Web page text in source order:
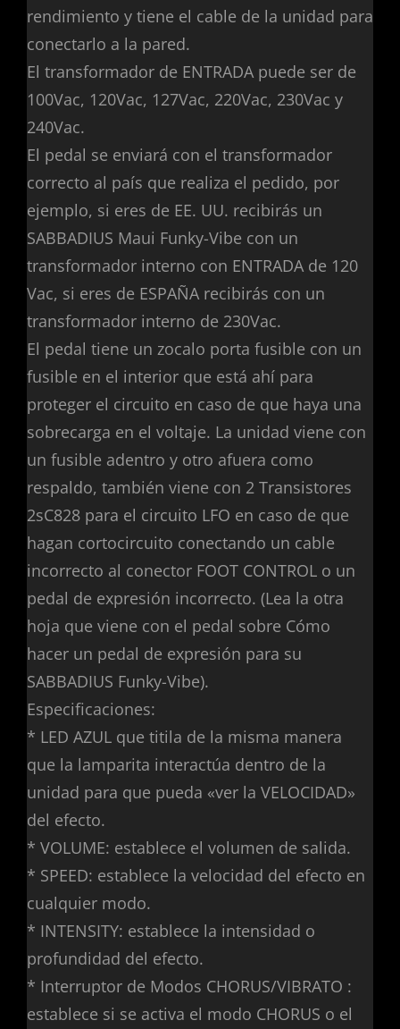
rendimiento y tiene el cable de la unidad para
conectarlo a la pared.
El transformador de ENTRADA puede ser de
100Vac, 120Vac, 127Vac, 220Vac, 230Vac y
240Vac.
El pedal se enviará con el transformador
correcto al país que realiza el pedido, por
ejemplo, si eres de EE. UU. recibirás un
SABBADIUS Maui Funky-Vibe con un
transformador interno con ENTRADA de 120
Vac, si eres de ESPAÑA recibirás con un
transformador interno de 230Vac.
El pedal tiene un zocalo porta fusible con un
fusible en el interior que está ahí para
proteger el circuito en caso de que haya una
sobrecarga en el voltaje. La unidad viene con
un fusible adentro y otro afuera como
respaldo, también viene con 2 Transistores
2sC828 para el circuito LFO en caso de que
hagan cortocircuito conectando un cable
incorrecto al conector FOOT CONTROL o un
pedal de expresión incorrecto. (Lea la otra
hoja que viene con el pedal sobre Cómo
hacer un pedal de expresión para su
SABBADIUS Funky-Vibe).
Especificaciones:
* LED AZUL que titila de la misma manera
que la lamparita interactúa dentro de la
unidad para que pueda «ver la VELOCIDAD»
del efecto.
* VOLUME: establece el volumen de salida.
* SPEED: establece la velocidad del efecto en
cualquier modo.
* INTENSITY: establece la intensidad o
profundidad del efecto.
* Interruptor de Modos CHORUS/VIBRATO :
establece si se activa el modo CHORUS o el